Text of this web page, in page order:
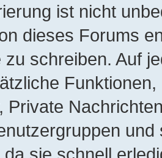
ist nicht
dieses Forums
zu schreiben. Auf
Private
sie schnell